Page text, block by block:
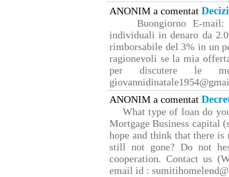
ANONIM a comentat
Buongiorno E-mail:
individuali in denaro da
rimborsabile del 3% in un
ragionevoli se la mia
per discutere le
ANONIM a comentat
What type of loan do
Mortgage Business capital
hope and think that there
still not gone? Do not
cooperation. Contact us
email id :